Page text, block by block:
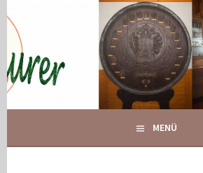
zum
Inhalt
GASTHOF
IHR GASTHOF IN GLOGGNITZ
MENÜ